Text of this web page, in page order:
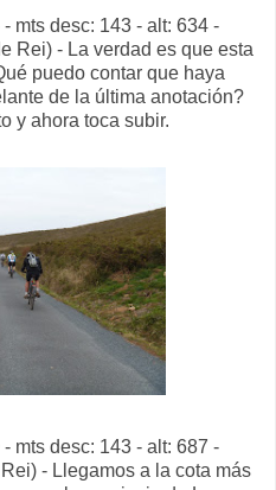
mts desc: 143 - alt: 634 -
Rei) - La verdad es que esta
puedo contar que haya
de la última anotación?
y ahora toca subir.
mts desc: 143 - alt: 687 -
- Llegamos a la cota más